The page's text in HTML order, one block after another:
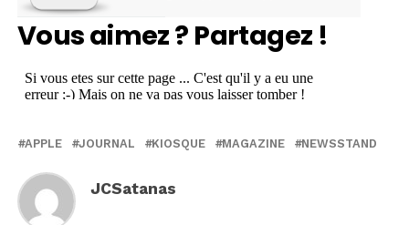
Vous aimez ? Partagez !
APPLE JOURNAL KIOSQUE MAGAZINE NEWSSTAND
JCSatanas